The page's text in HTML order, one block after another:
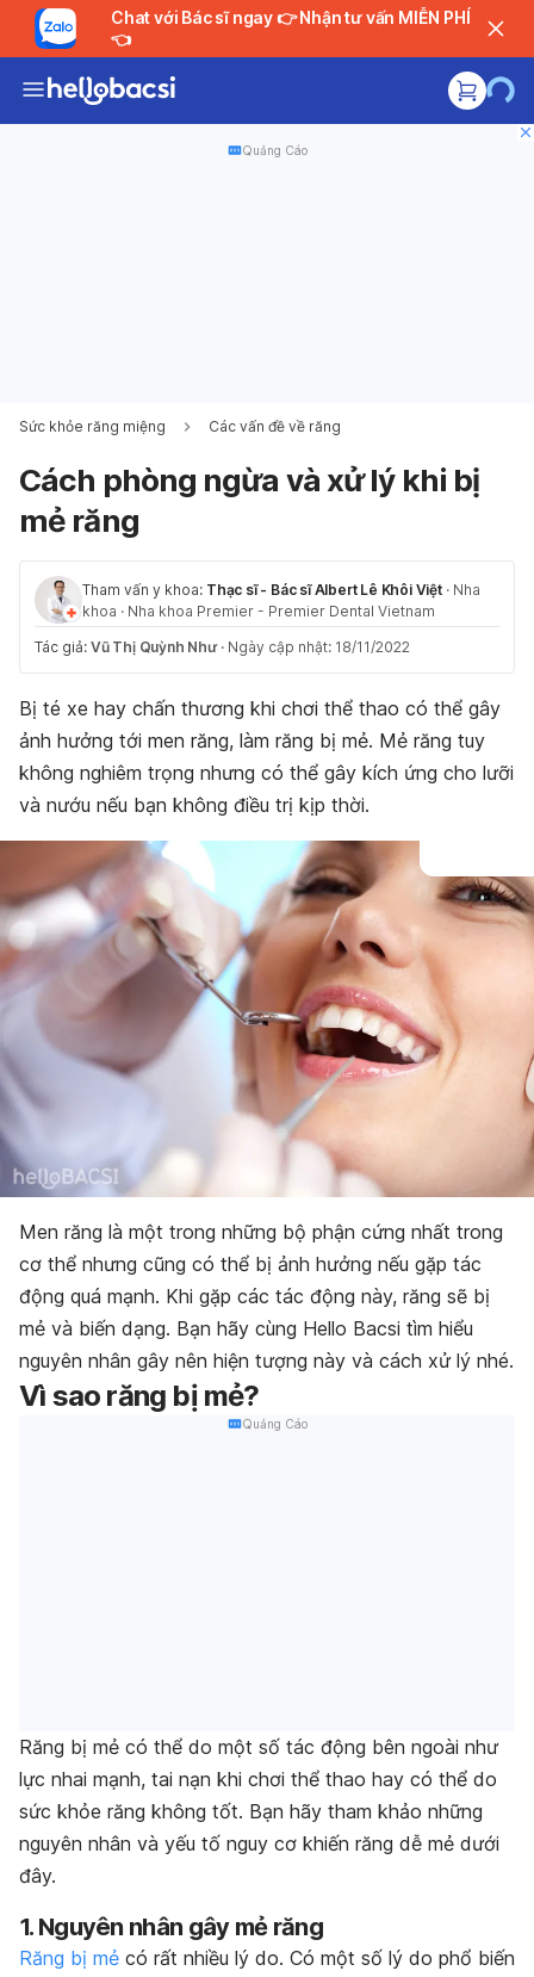
Chat với Bác sĩ ngay 👉 Nhận tư vấn MIỄN PHÍ
👈
Quảng Cáo
Sức khỏe răng miệng Các vấn đề về răng
Cách phòng ngừa và xử lý khi bị
mẻ răng
Tham vấn y khoa: Thạc sĩ - Bác sĩ Albert Lê Khôi Việt · Nha
khoa · Nha khoa Premier - Premier Dental Vietnam
Tác giả: Vũ Thị Quỳnh Như · Ngày cập nhật: 18/11/2022
Bị té xe hay chấn thương khi chơi thể thao có thể gây
ảnh hưởng tới men răng, làm răng bị mẻ. Mẻ răng tuy
không nghiêm trọng nhưng có thể gây kích ứng cho lưỡi
và nướu nếu bạn không điều trị kịp thời.
Men răng là một trong những bộ phận cứng nhất trong
cơ thể nhưng cũng có thể bị ảnh hưởng nếu gặp tác
động quá mạnh. Khi gặp các tác động này, răng sẽ bị
mẻ và biến dạng. Bạn hãy cùng Hello Bacsi tìm hiểu
nguyên nhân gây nên hiện tượng này và cách xử lý nhé.
Vì sao răng bị mẻ?
Quảng Cáo
Răng bị mẻ có thể do một số tác động bên ngoài như
lực nhai mạnh, tai nạn khi chơi thể thao hay có thể do
sức khỏe răng không tốt. Bạn hãy tham khảo những
nguyên nhân và yếu tố nguy cơ khiến răng dễ mẻ dưới
đây.
1. Nguyên nhân gây mẻ răng
Răng bị mẻ có rất nhiều lý do. Có một số lý do phổ biến